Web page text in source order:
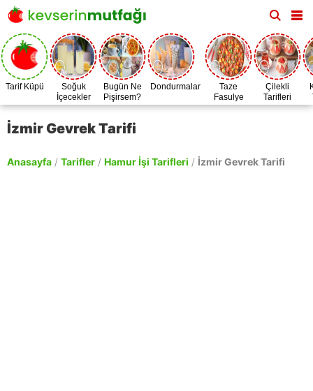
Tarif Küpü
Soğuk
İçecekler
Bugün Ne
Pişirsem?
Dondurmalar
Taze
Fasulye
Zamanı
Çilekli
Tarifleri
İzmir Gevrek Tarifi
Anasayfa / Tarifler / Hamur İşi Tarifleri / İzmir Gevrek Tarifi